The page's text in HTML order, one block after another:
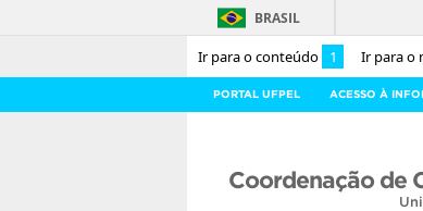
Ir para o conteúdo 1 Ir para o
BRASIL
PORTAL UFPEL ACESSO À
Coordenação de